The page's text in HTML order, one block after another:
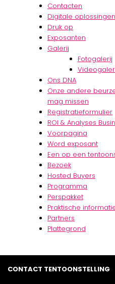
Contacten
Digitale oplossingen
Druk op
Exposanten
Galerij
Fotogalerij
Ons DNA
Onze andere
mag missen
Registratieformulier
ROI & Analyses
Voorpagina
Word exposant
Een op een
Bezoek
Hosted Buyers
Programma
Perspakket
Praktische
Partners
Plattegrond
CONTACT TENTOONSTELLING